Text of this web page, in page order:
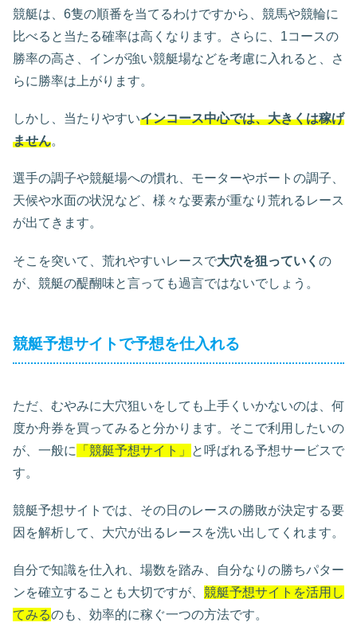
競艇は、6隻の順番を当てるわけですから、競馬や競輪に
比べると当たる確率は高くなります。さらに、1コースの
勝率の高さ、インが強い競艇場などを考慮に入れると、さ
らに勝率は上がります。
しかし、当たりやすいインコース中心では、大きくは稼げ
ません。
選手の調子や競艇場への慣れ、モーターやボートの調子、
天候や水面の状況など、様々な要素が重なり荒れるレース
が出てきます。
そこを突いて、荒れやすいレースで大穴を狙っていく の
が、競艇の醍醐味と言っても過言ではないでしょう。
競艇予想サイトで予想を仕入れる
ただ、むやみに大穴狙いをしても上手くいかないのは、何
度か舟券を買ってみると分かります。そこで利用したいの
が、一般に
「競艇予想サイト」
と呼ばれる予想サービスで
す。
競艇予想サイトでは、その日のレースの勝敗が決定する要
因を解析して、大穴が出るレースを洗い出してくれます。
自分で知識を仕入れ、場数を踏み、自分なりの勝ちパター
ンを確立することも大切ですが、 競艇予想サイトを活用し
てみるのも、効率的に稼ぐ一つの方法です。